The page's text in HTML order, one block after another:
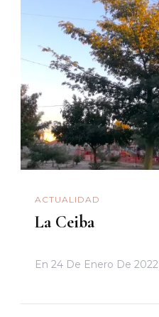
ACTUALIDAD
La Ceiba
En 24 De Enero De 2022